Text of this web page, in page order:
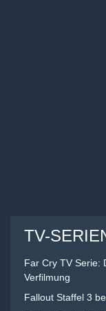
TV-
Far Cry TV Serie:
Verfilmung
Fallout Staffel 3